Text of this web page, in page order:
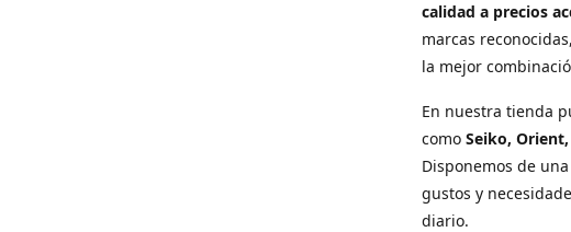
calidad a precios
marcas
la mejor
En nuestra tienda
como Seiko,
Disponemos de
gustos y
diario.